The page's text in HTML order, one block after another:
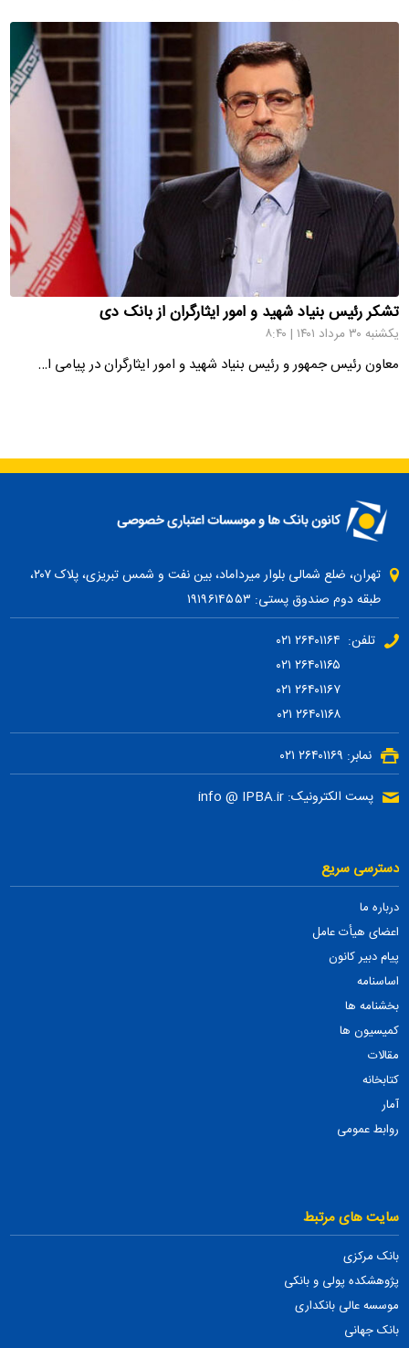
تشکر رئیس بنیاد شهید و امور ایثارگران از بانک دی
یکشنبه ۳۰ مرداد ۱۴۰۱ | ۸:۴۰
معاون رئیس جمهور و رئیس بنیاد شهید و امور ایثارگران در پیامی ا…
تهران، ضلع شمالی بلوار میرداماد، بین نفت و شمس تبریزی، پلاک ۲۰۷،
طبقه دوم صندوق پستی: ۱۹۱۹۶۱۴۵۵۳
تلفن: ۲۶۴۰۱۱۶۴ ۰۲۱
۲۶۴۰۱۱۶۷ ۰۲۱
۲۶۴۰۱۱۶۸ ۰۲۱
نمابر: ۲۶۴۰۱۱۶۹ ۰۲۱
پست الکترونیک: info @ IPBA.ir
دسترسی سریع
درباره ما
اعضای هیأت عامل
پیام دبیر کانون
اساسنامه
بخشنامه ها
کمیسیون ها
مقالات
کتابخانه
آمار
روابط عمومی
سایت های مرتبط
بانک مرکزی
پژوهشکده پولی و بانکی
موسسه عالی بانکداری
بانک جهانی